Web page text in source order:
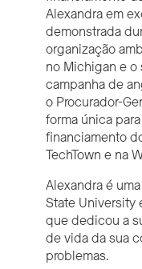
Alexandra em
demonstrada
organização
no Michigan e
campanha de
o Procurador-
forma única
financiamento
TechTown e na
Alexandra é
State University
que dedicou a
de vida da sua
problemas.